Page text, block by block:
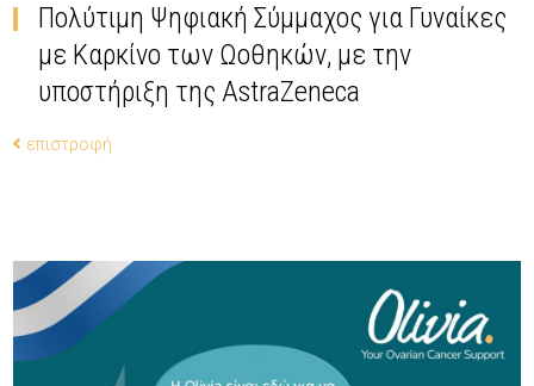
Πολύτιμη Ψηφιακή Σύμμαχος για Γυναίκες
με Καρκίνο των Ωοθηκών, με την
υποστήριξη της AstraZeneca
επιστροφή